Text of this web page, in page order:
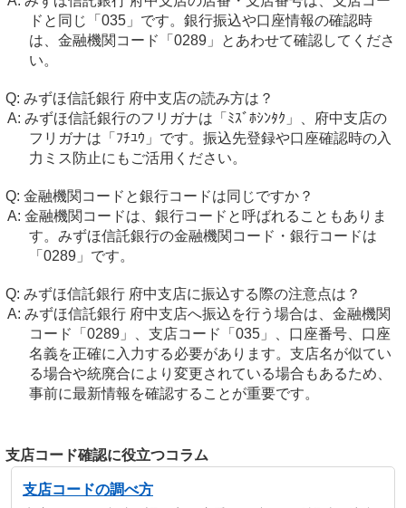
ドと同じ「035」です。銀行振込や口座情報の確認時
は、金融機関コード「0289」とあわせて確認してくださ
い。
みずほ信託銀行 府中支店の読み方は？
みずほ信託銀行のフリガナは「ﾐｽﾞﾎｼﾝﾀｸ」、府中支店の
フリガナは「ﾌﾁﾕｳ」です。振込先登録や口座確認時の入
力ミス防止にもご活用ください。
金融機関コードと銀行コードは同じですか？
金融機関コードは、銀行コードと呼ばれることもありま
す。みずほ信託銀行の金融機関コード・銀行コードは
「0289」です。
みずほ信託銀行 府中支店に振込する際の注意点は？
みずほ信託銀行 府中支店へ振込を行う場合は、金融機関
コード「0289」、支店コード「035」、口座番号、口座
名義を正確に入力する必要があります。支店名が似てい
る場合や統廃合により変更されている場合もあるため、
事前に最新情報を確認することが重要です。
支店コード確認に役立つコラム
支店コードの調べ方